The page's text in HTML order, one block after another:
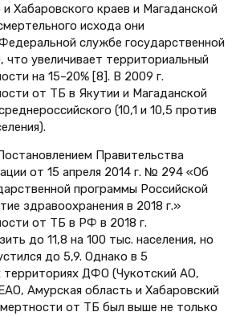
Хабаровского краев и Магаданской
исхода они
службе государственной
что увеличивает территориальный
на 15–20% [8]. В 2009 г.
от ТБ в Якутии и Магаданской
(10,1 и 10,5 против
Правительства
от 15 апреля 2014 г. № 294 «Об
программы Российской
здравоохранения в 2018 г.»
от ТБ в РФ в 2018 г.
до 11,8 на 100 тыс. населения, но
до 5,9. Однако в 5
территориях ДФО (Чукотский АО,
Амурская область и Хабаровский
от ТБ был выше не только